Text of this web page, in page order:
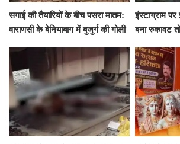
सगाई की तैयारियों के बीच पसरा मातम:
वाराणसी के बेनियाबाग में बुजुर्ग की गोली
इंस्टाग्राम
बना रुकावट
के घाट